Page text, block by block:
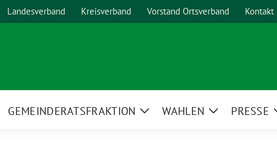
Landesverband Kreisverband Vorstand Ortsverband Kontakt
GEMEINDERATSFRAKTION
ZeigeWAHLEN
ZeigePRESSE